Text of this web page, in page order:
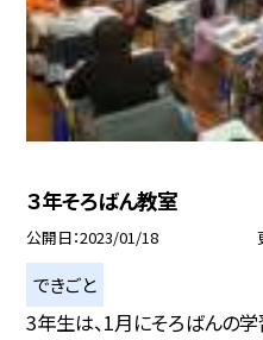
３年そろばん教室
公開日 2023/01/18
できごと
3年生は、1月にそろばんの学